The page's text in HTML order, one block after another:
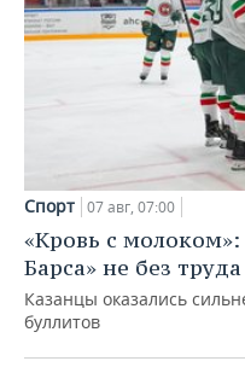
Спорт 07 авг, 07:00
«Кровь с
Барса» не без
Казанцы оказались
буллитов